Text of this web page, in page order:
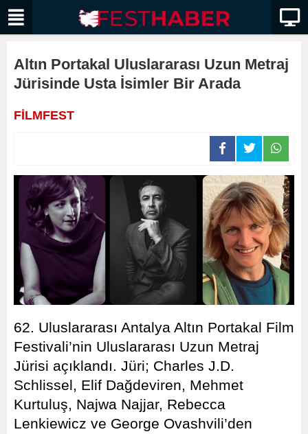
Altın Portakal Uluslararası Uzun Metraj
Jürisinde Usta İsimler Bir Arada
FİLMFEST
62. Uluslararası Antalya Altın Portakal Film
Festivali’nin Uluslararası Uzun Metraj
Jürisi açıklandı. Jüri; Charles J.D.
Schlissel, Elif Dağdeviren, Mehmet
Kurtuluş, Najwa Najjar, Rebecca
Lenkiewicz ve George Ovashvili’den